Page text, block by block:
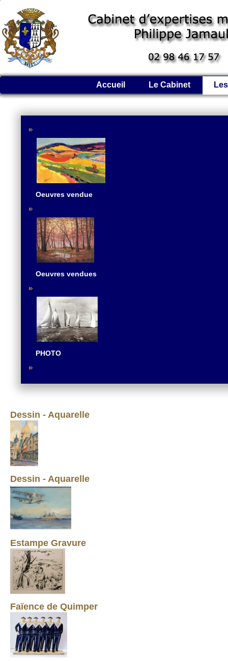
Accueil Le Cabinet
Oeuvres vendue
Oeuvres vendues
PHOTO
Dessin - Aquarelle
Dessin - Aquarelle
Estampe Gravure
Faïence de Quimper